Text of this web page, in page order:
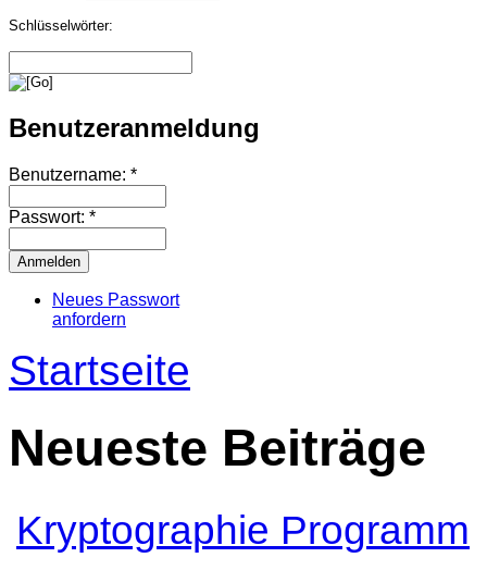
Schlüsselwörter:
Benutzeranmeldung
Benutzername: *
Passwort: *
Neues Passwort
anfordern
Startseite
Neueste Beiträge
Kryptographie Programm